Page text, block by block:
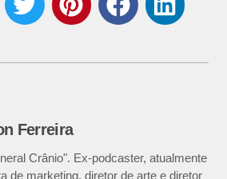
Ferreira
Crânio". Ex-podcaster, atualmente
de marketing, diretor de arte e diretor